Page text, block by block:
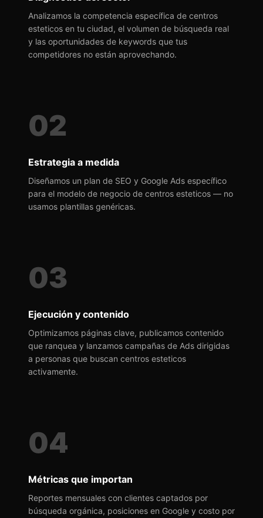
Analizamos la competencia específica de centros
esteticos en tu ciudad, el volumen de búsqueda real
y las oportunidades de keywords que tus
competidores no están aprovechando.
02
Estrategia a medida
Diseñamos un plan de SEO y Google Ads específico
para el modelo de negocio de centros esteticos — no
usamos plantillas genéricas.
03
Ejecución y contenido
Optimizamos páginas clave, publicamos contenido
que ranquea y lanzamos campañas de Ads dirigidas
a personas que buscan centros esteticos
activamente.
04
Métricas que importan
Reportes mensuales con clientes captados por
búsqueda orgánica, posiciones en Google y costo por